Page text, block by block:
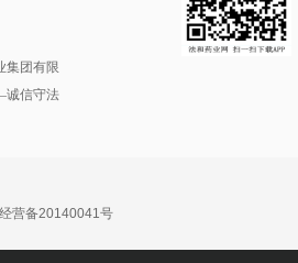
成都华神集团股份有限公司制药厂
成都金山化学试剂有限公司
成都康弘制药有限公司
成都利尔康科技有限公司
成都市全新医疗卫生用品厂
集团有限
信守法
营备20140041号